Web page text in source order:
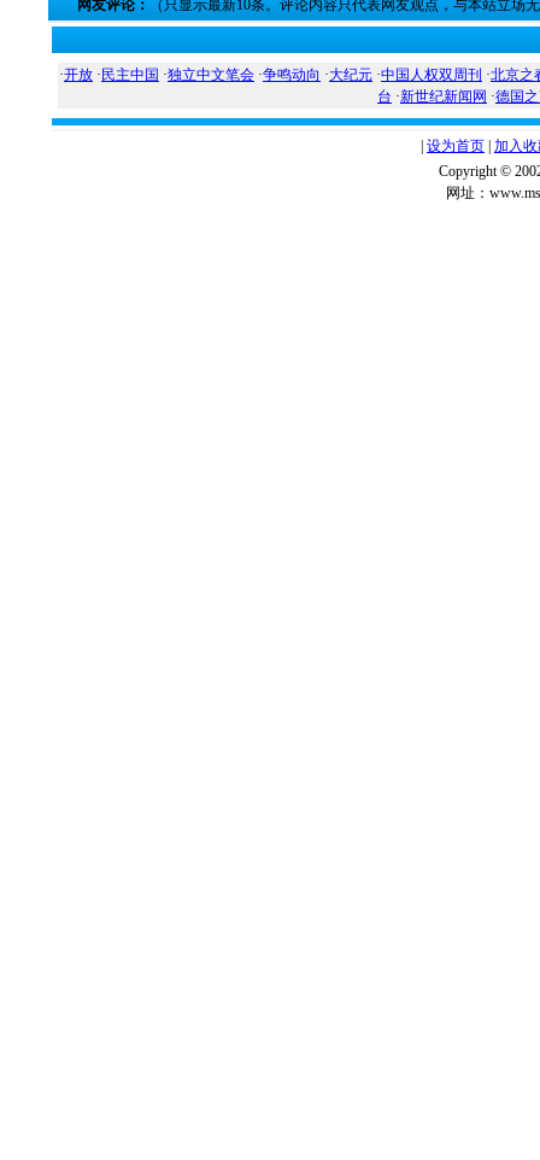
网友评论： （只显示最新10条。评论内容只代表网友观点，与本站立场
·开放 · 民主中国 ·独立中文笔会 ·争鸣动向 ·大纪元 ·中国人权双周刊 ·北京之
台 ·新世纪新闻网 ·德国
设为首页 加入
Copyright ©
网址：